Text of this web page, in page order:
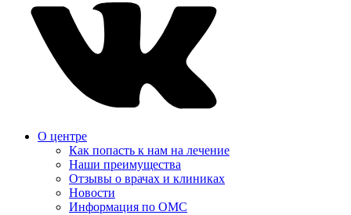
О центре
Как попасть к нам на лечение
Наши преимущества
Отзывы о врачах и клиниках
Новости
Информация по ОМС